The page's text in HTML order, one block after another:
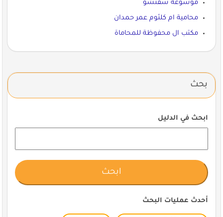
موسوعة سقنشو
محامية ام كلثوم عمر حمدان
مكتب ال محفوظة للمحاماة
بحث
ابحث في الدليل
أحدث عمليات البحث